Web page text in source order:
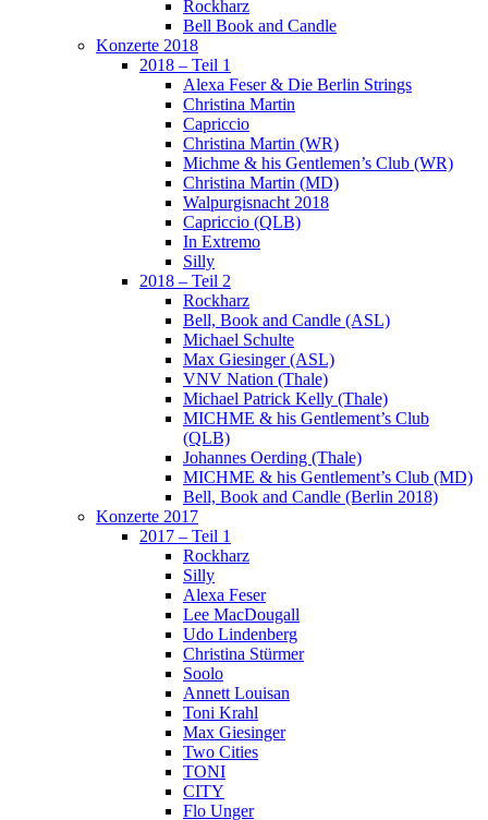
Rockharz
Bell Book and Candle
Konzerte 2018
2018 – Teil 1
Alexa Feser & Die Berlin Strings
Christina Martin
Capriccio
Christina Martin (WR)
Michme & his Gentlemen’s Club (WR)
Christina Martin (MD)
Walpurgisnacht 2018
Capriccio (QLB)
In Extremo
Silly
2018 – Teil 2
Rockharz
Bell, Book and Candle (ASL)
Michael Schulte
Max Giesinger (ASL)
VNV Nation (Thale)
Michael Patrick Kelly (Thale)
MICHME & his Gentlement’s Club
(QLB)
Johannes Oerding (Thale)
MICHME & his Gentlement’s Club (MD)
Bell, Book and Candle (Berlin 2018)
Konzerte 2017
2017 – Teil 1
Rockharz
Silly
Alexa Feser
Lee MacDougall
Udo Lindenberg
Christina Stürmer
Soolo
Annett Louisan
Toni Krahl
Max Giesinger
Two Cities
TONI
CITY
Flo Unger